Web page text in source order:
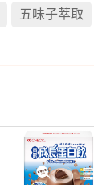
五味子萃取